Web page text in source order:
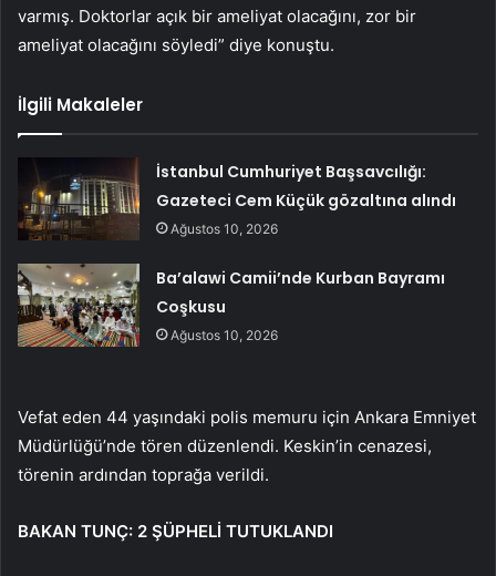
varmış. Doktorlar açık bir ameliyat olacağını, zor bir
ameliyat olacağını söyledi” diye konuştu.
İlgili Makaleler
İstanbul Cumhuriyet Başsavcılığı:
Gazeteci Cem Küçük gözaltına alındı
Ağustos 10, 2026
Ba’alawi Camii’nde Kurban Bayramı
Coşkusu
Ağustos 10, 2026
Vefat eden 44 yaşındaki polis memuru için Ankara Emniyet
Müdürlüğü’nde tören düzenlendi. Keskin’in cenazesi,
törenin ardından toprağa verildi.
BAKAN TUNÇ: 2 ŞÜPHELİ TUTUKLANDI